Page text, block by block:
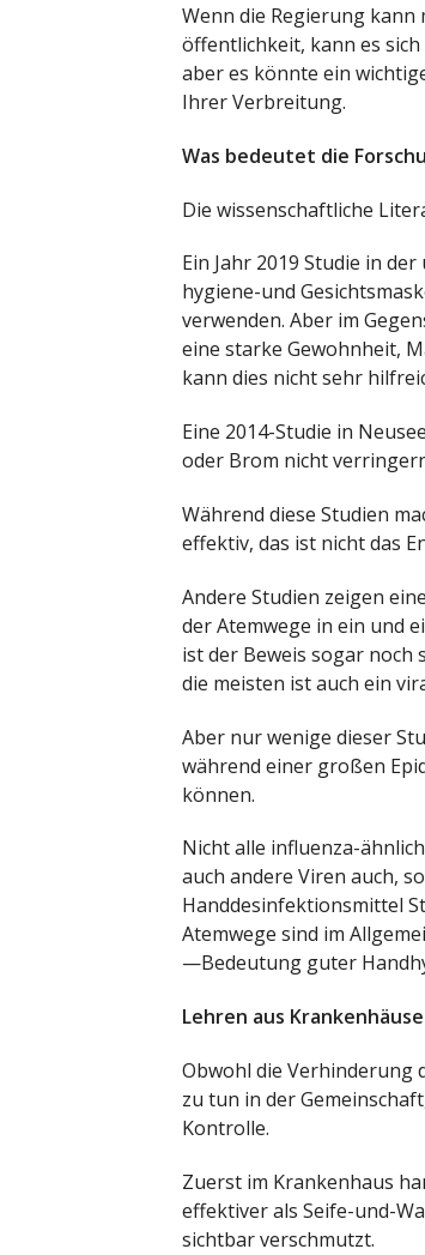
Wenn die Regierung kann
öffentlichkeit, kann es
aber es könnte ein
Ihrer Verbreitung.
Was bedeutet die
Die wissenschaftliche
Ein Jahr 2019 Studie in
hygiene-und
verwenden. Aber im
eine starke Gewohnheit,
kann dies nicht sehr
Eine 2014-Studie in
oder Brom nicht
Während diese Studien
effektiv, das ist nicht das
Andere Studien zeigen
der Atemwege in ein und
ist der Beweis sogar
die meisten ist auch ein
Aber nur wenige dieser
während einer großen
können.
Nicht alle influenza-
auch andere Viren auch,
Handdesinfektionsmittel
Atemwege sind im
—Bedeutung guter
Lehren aus
Obwohl die Verhinderung
zu tun in der
Kontrolle.
Zuerst im Krankenhaus
effektiver als Seife-und-
sichtbar verschmutzt.